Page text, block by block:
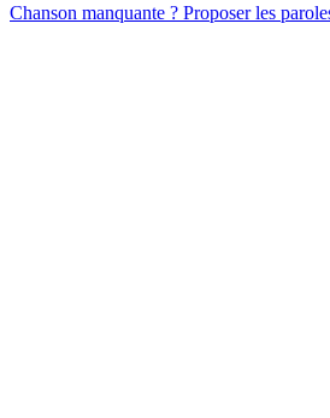
Chanson manquante ? Proposer les